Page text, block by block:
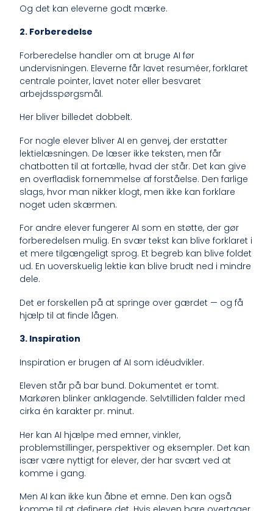
Og det kan eleverne godt mærke.
2. Forberedelse
Forberedelse handler om at bruge AI før
undervisningen. Eleverne får lavet resuméer, forklaret
centrale pointer, lavet noter eller besvaret
arbejdsspørgsmål.
Her bliver billedet dobbelt.
For nogle elever bliver AI en genvej, der erstatter
lektielæsningen. De læser ikke teksten, men får
chatbotten til at fortælle, hvad der står. Det kan give
en overfladisk fornemmelse af forståelse. Den farlige
slags, hvor man nikker klogt, men ikke kan forklare
noget uden skærmen.
For andre elever fungerer AI som en støtte, der gør
forberedelsen mulig. En svær tekst kan blive forklaret i
et mere tilgængeligt sprog. Et begreb kan blive foldet
ud. En uoverskuelig lektie kan blive brudt ned i mindre
dele.
Det er forskellen på at springe over gærdet — og få
hjælp til at finde lågen.
3. Inspiration
Inspiration er brugen af AI som idéudvikler.
Eleven står på bar bund. Dokumentet er tomt.
Markøren blinker anklagende. Selvtilliden falder med
cirka én karakter pr. minut.
Her kan AI hjælpe med emner, vinkler,
problemstillinger, perspektiver og eksempler. Det kan
især være nyttigt for elever, der har svært ved at
komme i gang.
Men AI kan ikke kun åbne et emne. Den kan også